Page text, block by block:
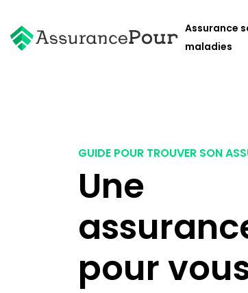
Assurance
maladies
GUIDE POUR TROUVER SON
Une
pour